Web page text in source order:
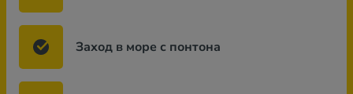
Заход в море с понтона